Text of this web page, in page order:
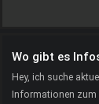
Wo gibt es
Hey, ich suche
Informationen zum